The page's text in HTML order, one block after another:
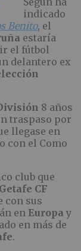
indicado
Benito, el
estaría
el fútbol
delantero ex
8 años
traspaso por
llegase en
con el Como
club que
Getafe CF
con sus
en Europa y
en más de
.